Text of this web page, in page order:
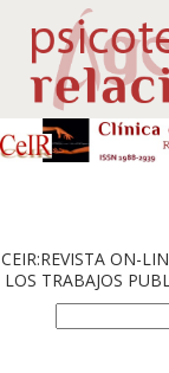
CEIR:REVISTA ON-
LOS TRABAJOS